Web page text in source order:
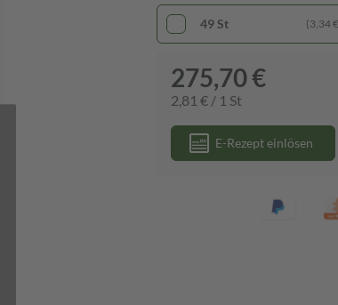
49 St (3,34
275,70 €
2,81 € / 1 St
E-Rezept einlösen